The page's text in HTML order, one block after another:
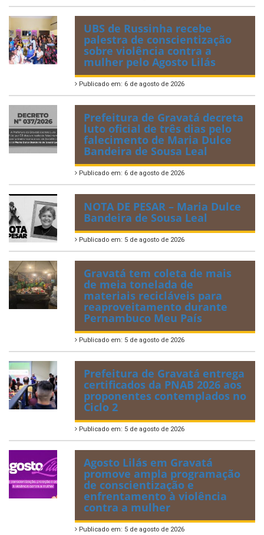
UBS de Russinha recebe
palestra de conscientização
sobre violência contra a
mulher pelo Agosto Lilás
Publicado em: 6 de agosto de 2026
Prefeitura de Gravatá decreta
luto oficial de três dias pelo
falecimento de Maria Dulce
Bandeira de Sousa Leal
Publicado em: 6 de agosto de 2026
NOTA DE PESAR – Maria Dulce
Bandeira de Sousa Leal
Publicado em: 5 de agosto de 2026
Gravatá tem coleta de mais
de meia tonelada de
materiais recicláveis para
reaproveitamento durante
Pernambuco Meu País
Publicado em: 5 de agosto de 2026
Prefeitura de Gravatá entrega
certificados da PNAB 2026 aos
proponentes contemplados no
Ciclo 2
Publicado em: 5 de agosto de 2026
Agosto Lilás em Gravatá
promove ampla programação
de conscientização e
enfrentamento à violência
contra a mulher
Publicado em: 5 de agosto de 2026